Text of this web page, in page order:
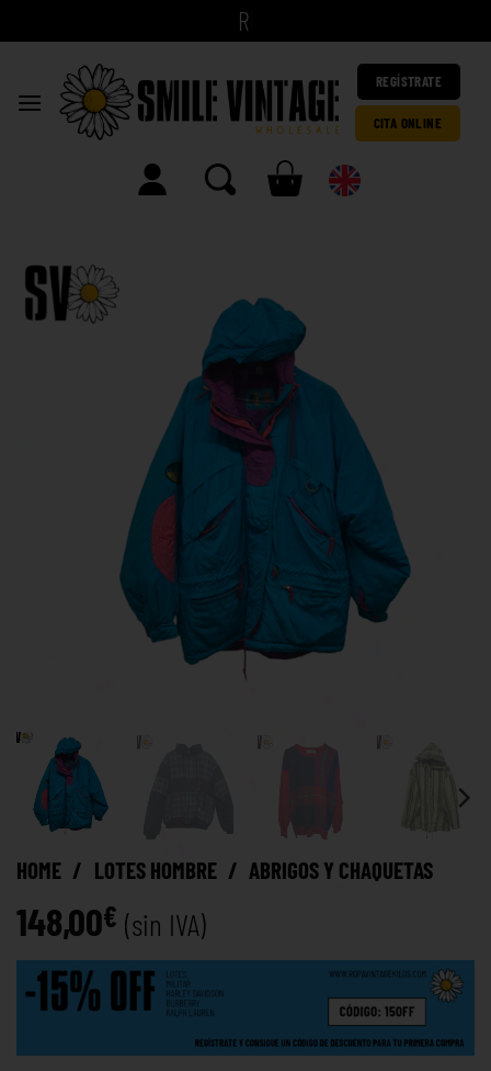
|
REGÍSTRATE
CITA ONLINE
HOME / LOTES HOMBRE / ABRIGOS Y CHAQUETAS
148,00€ (sin IVA)